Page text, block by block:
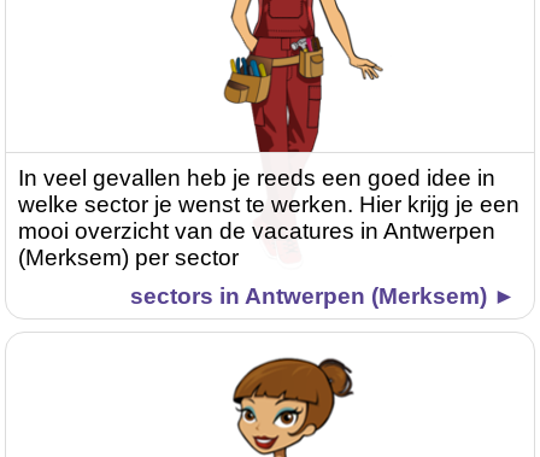
In veel gevallen heb je reeds een goed idee in
welke sector je wenst te werken. Hier krijg je een
mooi overzicht van de vacatures in Antwerpen
(Merksem) per sector
sectors in Antwerpen (Merksem) ►